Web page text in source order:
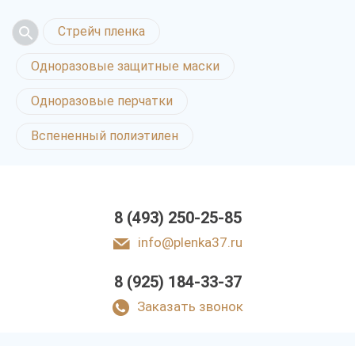
Стрейч пленка
Одноразовые защитные маски
Одноразовые перчатки
Вспененный полиэтилен
8 (493) 250-25-85
info@plenka37.ru
8 (925) 184-33-37
Заказать звонок